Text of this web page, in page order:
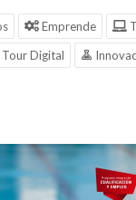
Emprende
Tour Digital